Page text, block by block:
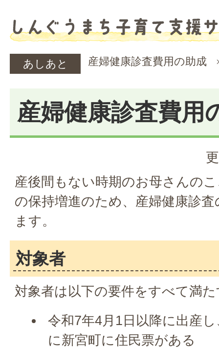
あしあと 産婦健康診査費用の助成
産婦健康診査費用
産後間もない時期のお母さんの
の保持増進のため、産婦健康診
ます。
対象者
対象者は以下の要件をすべて満
令和7年4月1日以降に出産
に新宮町に住民票がある